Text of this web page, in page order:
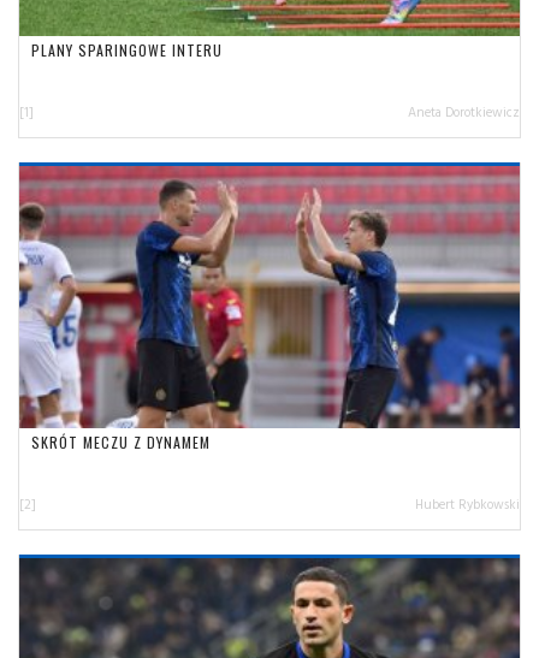
PLANY SPARINGOWE INTERU
[1] Aneta Dorotkiewicz
SKRÓT MECZU Z DYNAMEM
[2] Hubert Rybkowski